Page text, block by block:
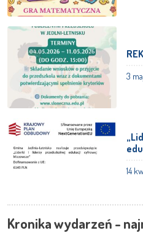
3
14
Kronika wydarzeń -